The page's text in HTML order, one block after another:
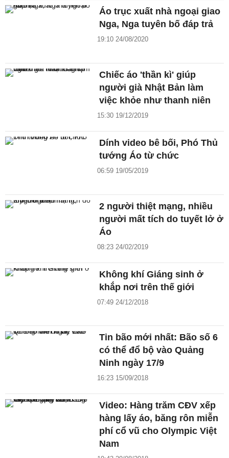
Áo trục xuất nhà ngoại giao
Nga, Nga tuyên bố đáp trả
19:10 24/08/2020
Chiếc áo 'thần kì' giúp
người già Nhật Bản làm
việc khỏe như thanh niên
15:30 19/12/2019
Dính video bê bối, Phó Thủ
tướng Áo từ chức
06:59 19/05/2019
2 người thiệt mạng, nhiều
người mất tích do tuyết lở ở
Áo
08:23 24/02/2019
Không khí Giáng sinh ở
khắp nơi trên thế giới
07:49 24/12/2018
Tin bão mới nhất: Bão số 6
có thể đổ bộ vào Quảng
Ninh ngày 17/9
16:23 15/09/2018
Video: Hàng trăm CĐV xếp
hàng lấy áo, băng rôn miễn
phí cổ vũ cho Olympic Việt
Nam